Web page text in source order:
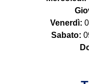
Venerdì:
Sabato: